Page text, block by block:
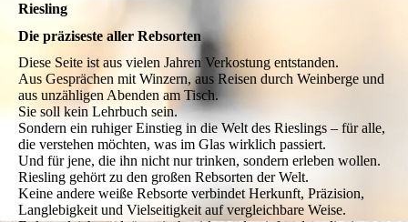
Riesling
Die präziseste aller Rebsorten
Diese Seite ist aus vielen Jahren Verkostung entstanden.
Aus Gesprächen mit Winzern, aus Reisen durch Weinberge und
aus unzähligen Abenden am Tisch.
Sie soll kein Lehrbuch sein.
Sondern ein ruhiger Einstieg in die Welt des Rieslings – für alle,
die verstehen möchten, was im Glas wirklich passiert.
Und für jene, die ihn nicht nur trinken, sondern erleben wollen.
Riesling gehört zu den großen Rebsorten der Welt.
Keine andere weiße Rebsorte verbindet Herkunft, Präzision,
Langlebigkeit und Vielseitigkeit auf vergleichbare Weise.